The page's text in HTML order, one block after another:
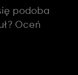
podoba
Oceń